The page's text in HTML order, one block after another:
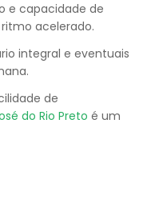
e capacidade de
acelerado.
integral e eventuais
de
do Rio Preto é um